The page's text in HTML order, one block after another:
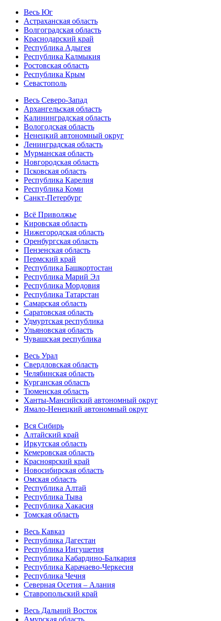
Весь Юг
Астраханская область
Волгоградская область
Краснодарский край
Республика Адыгея
Республика Калмыкия
Ростовская область
Республика Крым
Севастополь
Весь Северо-Запад
Архангельская область
Калининградская область
Вологодская область
Ненецкий автономный округ
Ленинградская область
Мурманская область
Новгородская область
Псковская область
Республика Карелия
Республика Коми
Санкт-Петербург
Всё Приволжье
Кировская область
Нижегородская область
Оренбургская область
Пензенская область
Пермский край
Республика Башкортостан
Республика Марий Эл
Республика Мордовия
Республика Татарстан
Самарская область
Саратовская область
Удмуртская республика
Ульяновская область
Чувашская республика
Весь Урал
Свердловская область
Челябинская область
Курганская область
Тюменская область
Ханты-Мансийский автономный округ
Ямало-Ненецкий автономный округ
Вся Сибирь
Алтайский край
Иркутская область
Кемеровская область
Красноярский край
Новосибирская область
Омская область
Республика Алтай
Республика Тыва
Республика Хакасия
Томская область
Весь Кавказ
Республика Дагестан
Республика Ингушетия
Республика Кабардино-Балкария
Республика Карачаево-Черкесия
Республика Чечня
Северная Осетия – Алания
Ставропольский край
Весь Дальний Восток
Амурская область